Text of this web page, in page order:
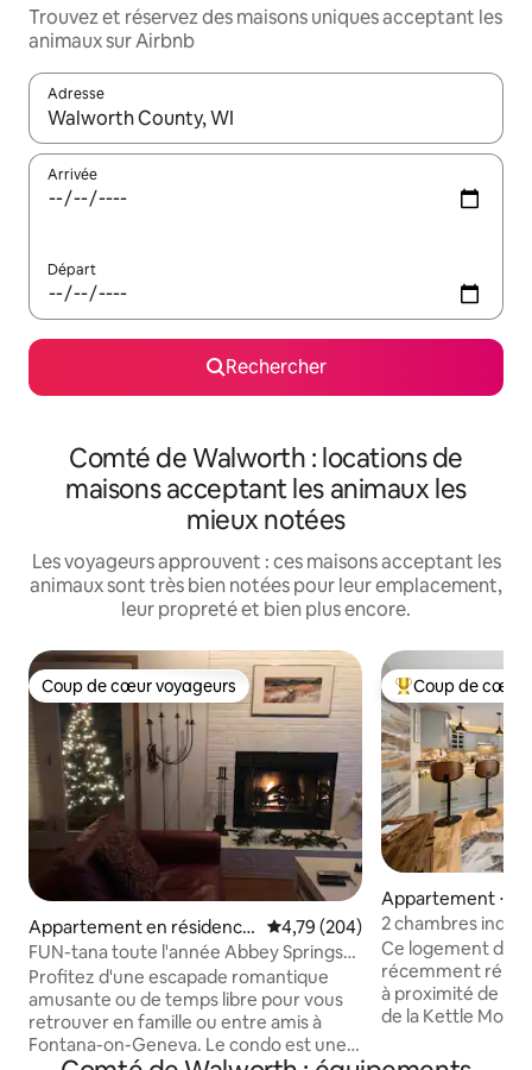
Trouvez et réservez des maisons uniques acceptant les
animaux sur Airbnb
Adresse
Lorsque les résultats s'affichent, utilisez les flèches vers le
Arrivée
Départ
Rechercher
Comté de Walworth : locations de
maisons acceptant les animaux les
mieux notées
Les voyageurs approuvent : ces maisons acceptant les
animaux sont très bien notées pour leur emplacement,
leur propreté et bien plus encore.
Coup de cœur voyageurs
Coup de cœur voyageurs
Appartement en résidence
⋅ Fontana-on-Geneva Lake
Évaluation moyenne sur la
4,79 (204)
FUN-tana toute l'année Abbey Springs
Fontana WI
Profitez d'une escapade romantique
amusante ou de temps libre pour vous
retrouver en famille ou entre amis à
Fontana-on-Geneva. Le condo est une
Coups de cœur
Coup de cœur
Appartement ⋅
2 chambres
animaux de
UWW !
Ce logement de
récemment
à proximité de
de la Kettle
sommes à